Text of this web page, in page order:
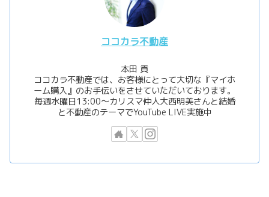
ココカラ不動産
本田 貢
ココカラ不動産では、お客様にとって大切な『マイホ
ーム購入』のお手伝いをさせていただいております。
毎週水曜日13:00〜カリスマ仲人大西明美さんと結婚
と不動産のテーマでYouTube LIVE実施中